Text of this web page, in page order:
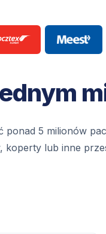
5 milionów
lub inne